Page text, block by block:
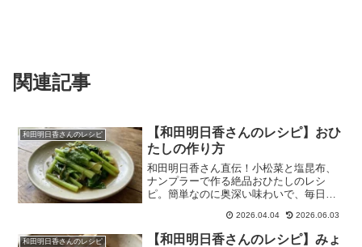
関連記事
和田明日香さんのレシピ
【和田明日香さんのレシピ】おひ
たしの作り方
和田明日香さん直伝！小松菜と塩昆布、
ナンプラーで作る絶品おひたしのレシ
ピ。簡単なのに奥深い味わいで、毎日の
2026.04.04 2026.06.03
和田明日香さんのレシピ
【和田明日香さんのレシピ】みょ